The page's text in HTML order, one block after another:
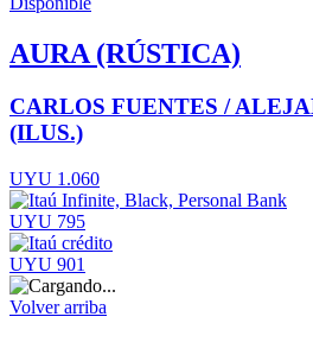
AURA (RÚSTICA)
CARLOS FUENTES /
(ILUS.)
UYU 1.060
UYU 795
UYU 901
Volver arriba